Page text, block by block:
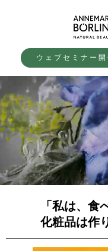
ウェブセミナー開
「私は、食
化粧品は作